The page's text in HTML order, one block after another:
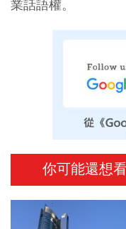
業話語權。
你可能還想